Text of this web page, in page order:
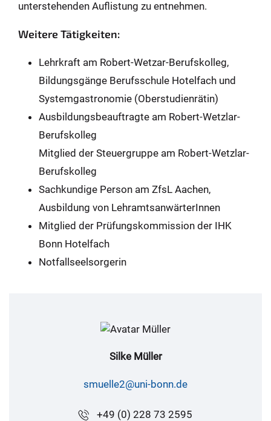
unterstehenden Auflistung zu entnehmen.
Weitere Tätigkeiten:
Lehrkraft am Robert-Wetzar-Berufskolleg,
Bildungsgänge Berufsschule Hotelfach und
Systemgastronomie (Oberstudienrätin)
Ausbildungsbeauftragte am Robert-Wetzlar-
Berufskolleg
Mitglied der Steuergruppe am Robert-Wetzlar-
Berufskolleg
Sachkundige Person am ZfsL Aachen,
Ausbildung von LehramtsanwärterInnen
Mitglied der Prüfungskommission der IHK
Bonn Hotelfach
Notfallseelsorgerin
Silke Müller
smuelle2@uni-bonn.de
+49 (0) 228 73 2595